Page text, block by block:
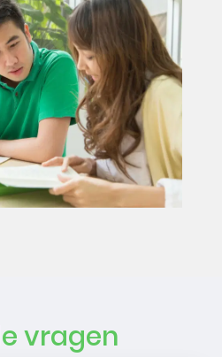
vragen